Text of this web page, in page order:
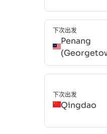
下次出发
Penang
下次出发
Qingdao